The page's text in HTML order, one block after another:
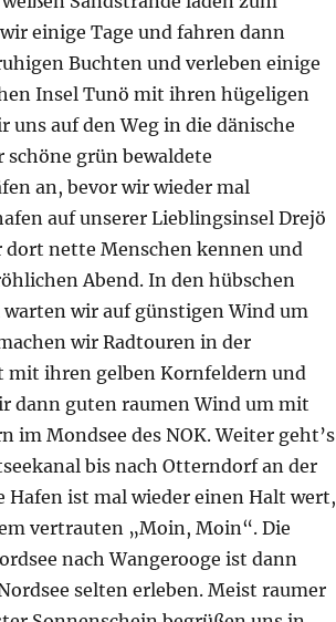
einige Tage und fahren dann
Buchten und verleben einige
Insel Tunö mit ihren hügeligen
uns auf den Weg in die dänische
schöne grün bewaldete
an, bevor wir wieder mal
auf unserer Lieblingsinsel Drejö
dort nette Menschen kennen und
Abend. In den hübschen
wir auf günstigen Wind um
wir Radtouren in der
mit ihren gelben Kornfeldern und
dann guten raumen Wind um mit
im Mondsee des NOK. Weiter geht’s
bis nach Otterndorf an der
Hafen ist mal wieder einen Halt wert,
vertrauten „Moin, Moin“. Die
nach Wangerooge ist dann
selten erleben. Meist raumer